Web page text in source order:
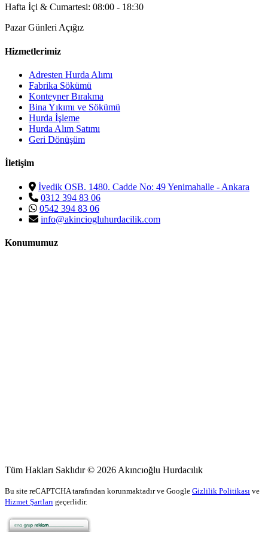
Hafta İçi & Cumartesi: 08:00 - 18:30
Pazar Günleri Açığız
Hizmetlerimiz
Adresten Hurda Alımı
Fabrika Sökümü
Konteyner Bırakma
Bina Yıkımı ve Sökümü
Hurda İşleme
Hurda Alım Satımı
Geri Dönüşüm
İletişim
İvedik OSB. 1480. Cadde No: 49 Yenimahalle - Ankara
0312 394 83 06
0542 394 83 06
info@akinciogluhurdacilik.com
Konumumuz
Tüm Hakları Saklıdır © 2026 Akıncıoğlu Hurdacılık
Bu site reCAPTCHA tarafından korunmaktadır ve Google Gizlilik Politikası ve
Hizmet Şartları geçerlidir.